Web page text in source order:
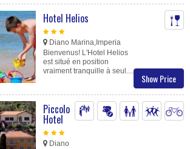
Show Price
Hotel Helios
Diano Marina,Imperia
Bienvenus! L'Hotel Helios
est situé en position
vraiment tranquille à seul....
Piccolo
Hotel
Diano